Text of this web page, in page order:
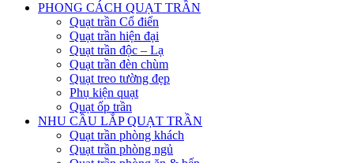
PHONG CÁCH QUẠT TRẦN
Quạt trần Cổ điển
Quạt trần hiện đại
Quạt trần độc – Lạ
Quạt trần đèn chùm
Quạt treo tường đẹp
Phụ kiện quạt
Quạt ốp trần
NHU CẦU LẮP QUẠT TRẦN
Quạt trần phòng khách
Quạt trần phòng ngủ